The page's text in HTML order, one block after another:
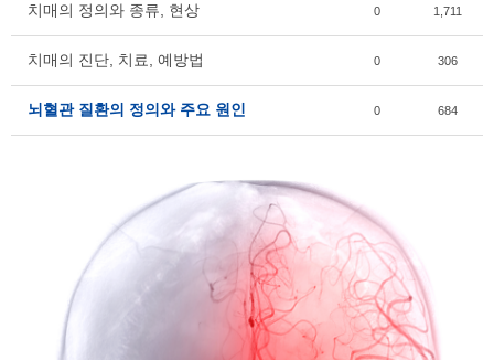
치매의 정의와 종류, 현상 0 1,711
치매의 진단, 치료, 예방법 0 306
뇌혈관 질환의 정의와 주요 원인 0 684